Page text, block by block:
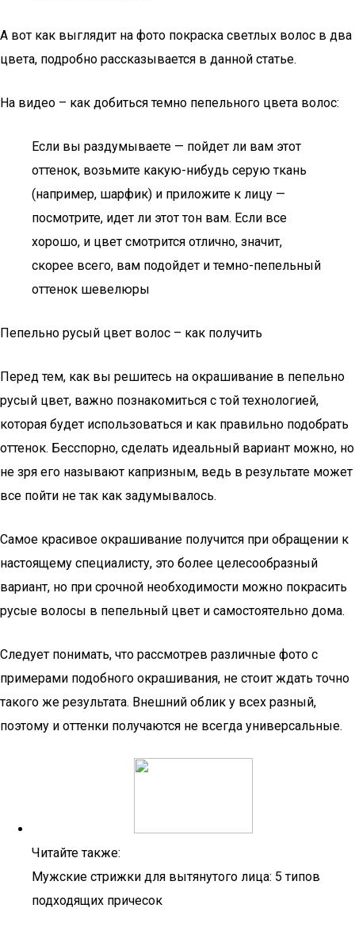
А вот как выглядит на фото покраска светлых волос в два
цвета, подробно рассказывается в данной статье.
На видео – как добиться темно пепельного цвета волос:
Если вы раздумываете — пойдет ли вам этот
оттенок, возьмите какую-нибудь серую ткань
(например, шарфик) и приложите к лицу —
посмотрите, идет ли этот тон вам. Если все
хорошо, и цвет смотрится отлично, значит,
скорее всего, вам подойдет и темно-пепельный
оттенок шевелюры
Пепельно русый цвет волос – как получить
Перед тем, как вы решитесь на окрашивание в пепельно
русый цвет, важно познакомиться с той технологией,
которая будет использоваться и как правильно подобрать
оттенок. Бесспорно, сделать идеальный вариант можно, но
не зря его называют капризным, ведь в результате может
все пойти не так как задумывалось.
Самое красивое окрашивание получится при обращении к
настоящему специалисту, это более целесообразный
вариант, но при срочной необходимости можно покрасить
русые волосы в пепельный цвет и самостоятельно дома.
Следует понимать, что рассмотрев различные фото с
примерами подобного окрашивания, не стоит ждать точно
такого же результата. Внешний облик у всех разный,
поэтому и оттенки получаются не всегда универсальные.
Читайте также:
Мужские стрижки для вытянутого лица: 5 типов
подходящих причесок